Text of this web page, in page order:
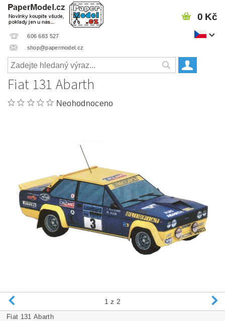
606 683 527
shop@papermodel.cz
0 Kč
Fiat 131 Abarth
Neohodnoceno
1 z 2
Fiat 131 Abarth